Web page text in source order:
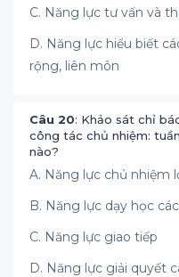
C. Năng lực tư vấn và
D. Năng lực hiểu biết
rộng, liên môn
Câu 20: Khảo sát chỉ
công tác chủ nhiệm:
nào?
A. Năng lực chủ nhiệm
B. Năng lực dạy học
C. Năng lực giao tiếp
D. Năng lực giải quyết